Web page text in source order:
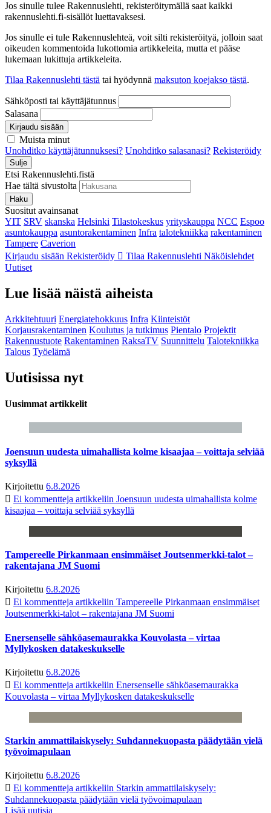
Jos sinulle tulee Rakennuslehti, rekisteröitymällä saat kaikki
rakennuslehti.fi-sisällöt luettavaksesi.
Jos sinulle ei tule Rakennuslehteä, voit silti rekisteröityä, jolloin saat
oikeuden kommentoida lukottomia artikkeleita, mutta et pääse
lukemaan lukittuja artikkeleita.
Tilaa Rakennuslehti tästä tai hyödynnä maksuton koejakso tästä.
Sähköposti tai käyttäjätunnus
Salasana
Kirjaudu sisään
Muista minut
Unohditko käyttäjätunnuksesi? Unohditko salasanasi? Rekisteröidy
Sulje
Etsi Rakennuslehti.fistä
Hae tältä sivustolta
Haku
Suositut avainsanat
YIT SRV skanska Helsinki Tilastokeskus yrityskauppa NCC Espoo
asuntokauppa asuntorakentaminen Infra talotekniikka rakentaminen
Tampere Caverion
Kirjaudu sisään Rekisteröidy Tilaa Rakennuslehti Näköislehdet
Uutiset
Lue lisää näistä aiheista
Arkkitehtuuri Energiatehokkuus Infra Kiinteistöt
Korjausrakentaminen Koulutus ja tutkimus Pientalo Projektit
Rakennustuote Rakentaminen RaksaTV Suunnittelu Talotekniikka
Talous Työelämä
Uutisissa nyt
Uusimmat artikkelit
Joensuun uudesta uimahallista kolme kisaajaa – voittaja selviää
syksyllä
Kirjoitettu 6.8.2026
Ei kommentteja artikkeliin Joensuun uudesta uimahallista kolme
kisaajaa – voittaja selviää syksyllä
Tampereelle Pirkanmaan ensimmäiset Joutsenmerkki-talot –
rakentajana JM Suomi
Kirjoitettu 6.8.2026
Ei kommentteja artikkeliin Tampereelle Pirkanmaan ensimmäiset
Joutsenmerkki-talot – rakentajana JM Suomi
Enersenselle sähköasemaurakka Kouvolasta – virtaa
Myllykosken datakeskukselle
Kirjoitettu 6.8.2026
Ei kommentteja artikkeliin Enersenselle sähköasemaurakka
Kouvolasta – virtaa Myllykosken datakeskukselle
Starkin ammattilaiskysely: Suhdannekuopasta päädytään vielä
työvoimapulaan
Kirjoitettu 6.8.2026
Ei kommentteja artikkeliin Starkin ammattilaiskysely:
Suhdannekuopasta päädytään vielä työvoimapulaan
Lisää uutisia